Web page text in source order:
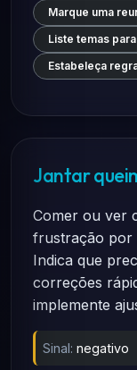
Marque uma
Liste temas
Estabeleça
Jantar
Comer ou ver
frustração por
Indica que
correções
implemente
Sinal: negativo